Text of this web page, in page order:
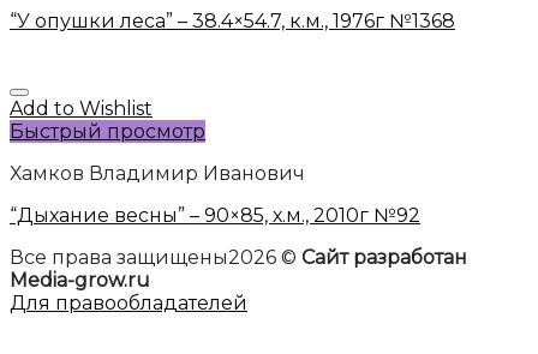
“У опушки леса” – 38.4×54.7, к.м., 1976г №1368
Add to Wishlist
Быстрый просмотр
Хамков Владимир Иванович
“Дыхание весны” – 90×85, х.м., 2010г №92
Все права защищены2026 © Сайт разработан
Media-grow.ru
Для правообладателей